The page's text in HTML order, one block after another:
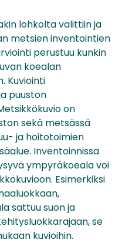
lohkolta valittiin ja
metsien inventointien
perustuu kunkin
koealan
Kuviointi
puuston
on
sekä metsässä
ja hoitotoimien
Inventoinnissa
ympyräkoeala voi
Esimerkiksi
sattuu suon ja
se
kuvioihin.